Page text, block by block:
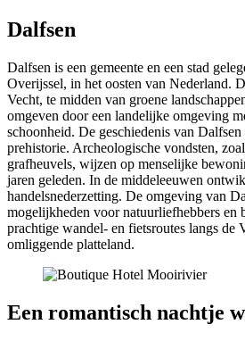
Dalfsen
Dalfsen is een gemeente en een stad
Overijssel, in het oosten van Nederland.
Vecht, te midden van groene
omgeven door een landelijke omgeving
schoonheid. De geschiedenis van Dalfsen
prehistorie. Archeologische vondsten,
grafheuvels, wijzen op menselijke
jaren geleden. In de middeleeuwen
handelsnederzetting. De omgeving van
mogelijkheden voor natuurliefhebbers en
prachtige wandel- en fietsroutes langs de
omliggende platteland.
Een romantisch nachtje